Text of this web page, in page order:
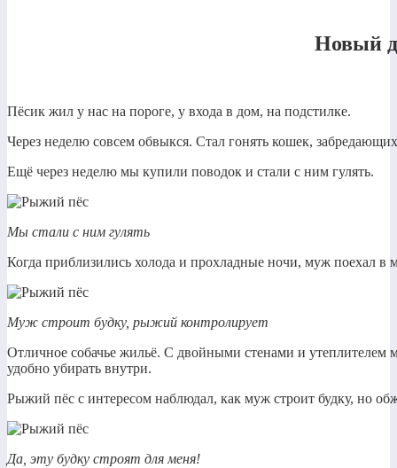
Новый
Пёсик жил у нас на пороге, у входа в дом, на подстилке.
Через неделю совсем обвыкся. Стал гонять кошек,
Ещё через неделю мы купили поводок и стали с ним гулять.
Мы стали с ним гулять
Когда приблизились холода и прохладные ночи, муж поехал в
Муж строит будку, рыжий контролирует
Отличное собачье жильё. С двойными стенами и
удобно убирать внутри.
Рыжий пёс с интересом наблюдал, как муж строит будку, но
Да, эту будку строят для меня!